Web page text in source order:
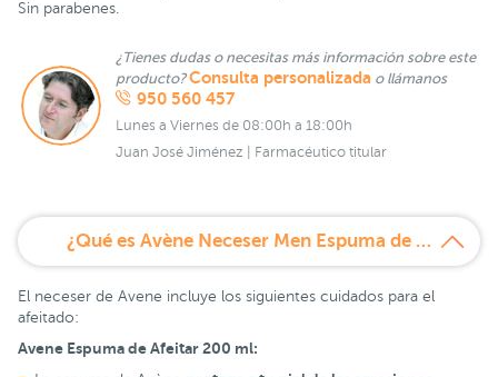
Sin parabenes.
¿Tienes dudas o necesitas más información sobre este
producto?Consulta personalizada o llámanos
950 560 457
Lunes a Viernes de 08:00h a 18:00h
Juan José Jiménez | Farmacéutico titular
¿Qué es Avène Neceser Men Espuma de Afeitar 200ml + Bálsamo After Shave 75ml?
El neceser de Avene incluye los siguientes cuidados para el
afeitado:
Avene Espuma de Afeitar 200 ml: